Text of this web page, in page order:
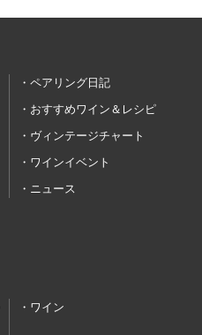
ペアリング日記
おすすめワイン＆レシピ
ヴィンテージチャート
ワインイベント
ニュース
ワイン